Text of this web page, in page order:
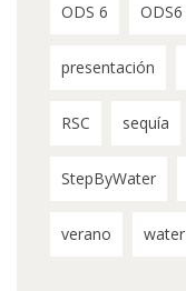
ODS 6 ODS6
presentación
RSC sequía
StepByWater
verano water